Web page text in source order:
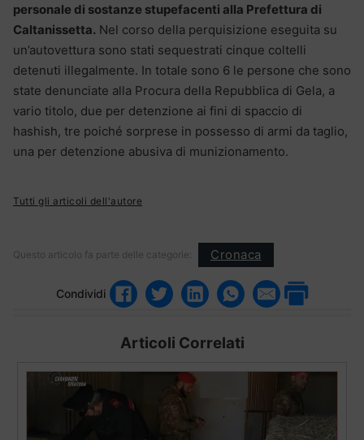
personale di sostanze stupefacenti alla Prefettura di
Caltanissetta. Nel corso della perquisizione eseguita su
un’autovettura sono stati sequestrati cinque coltelli
detenuti illegalmente. In totale sono 6 le persone che sono
state denunciate alla Procura della Repubblica di Gela, a
vario titolo, due per detenzione ai fini di spaccio di
hashish, tre poiché sorprese in possesso di armi da taglio,
una per detenzione abusiva di munizionamento.
Tutti gli articoli dell'autore
Questo articolo fa parte delle categorie: Cronaca
Condividi
Articoli Correlati